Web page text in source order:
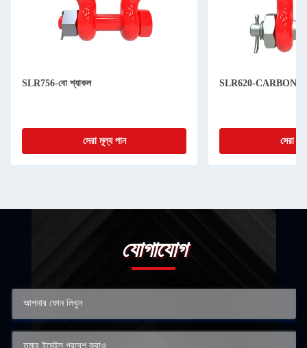
SLR756-বো শ্যাকল
সেরা মূল্য পান
SLR620-CARBON
সেরা
যোগাযোগ